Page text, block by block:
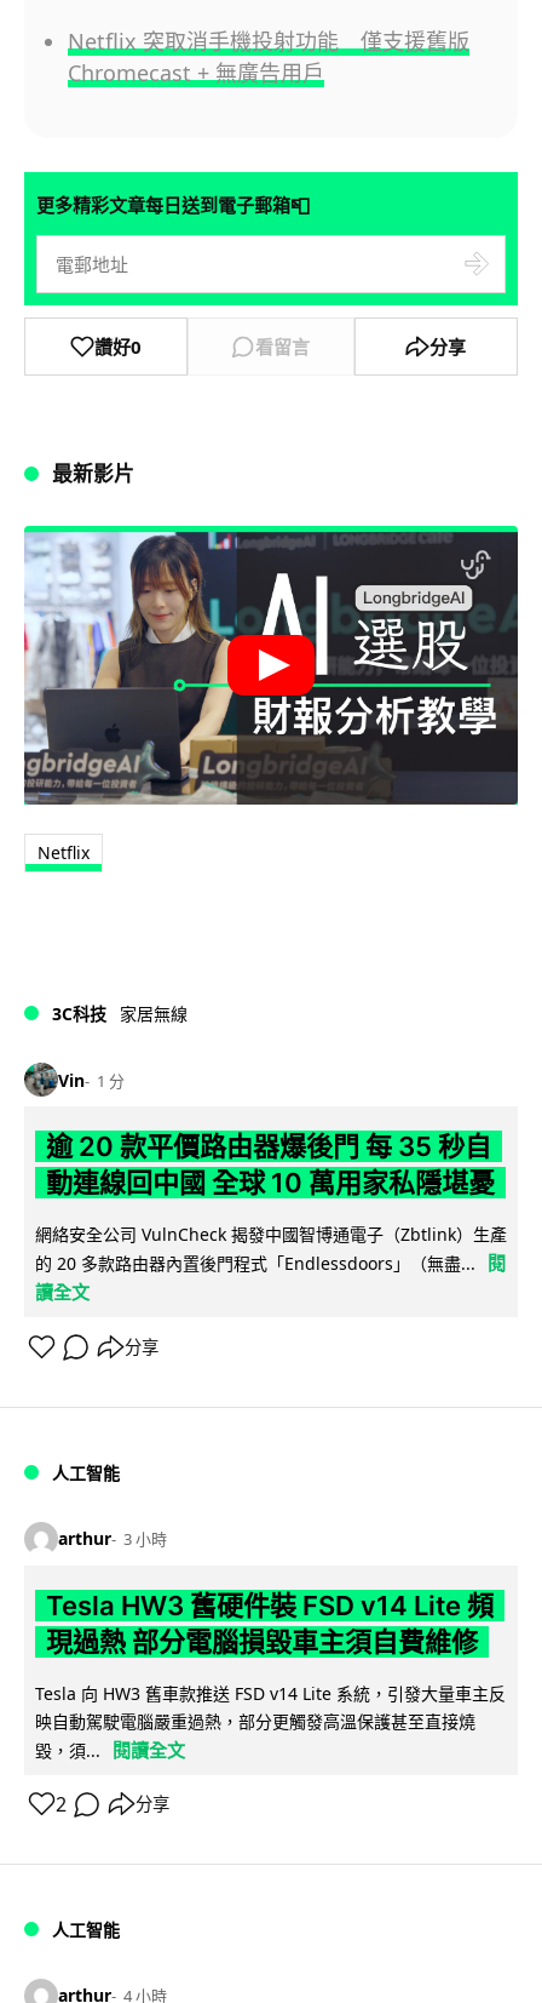
Netflix 突取消手機投射功能 僅支援舊版
Chromecast + 無廣告用戶
更多精彩文章每日送到電子郵箱📮
讚好0 看留言 分享
最新影片
Netflix
3C科技 家居無線
Vin 1 分
逾 20 款平價路由器爆後門 每 35 秒自
動連線回中國 全球 10 萬用家私隱堪憂
網絡安全公司 VulnCheck 揭發中國智博通電子（Zbtlink）生產
的 20 多款路由器內置後門程式「Endlessdoors」（無盡...
閱
讀全文
分享
人工智能
arthur 3 小時
Tesla HW3 舊硬件裝 FSD v14 Lite 頻
現過熱 部分電腦損毀車主須自費維修
Tesla 向 HW3 舊車款推送 FSD v14 Lite 系統，引發大量車主反
映自動駕駛電腦嚴重過熱，部分更觸發高溫保護甚至直接燒
毀，須...
閱讀全文
2 分享
人工智能
arthur 4 小時